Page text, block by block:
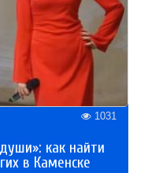
1031
как найти
в Каменске